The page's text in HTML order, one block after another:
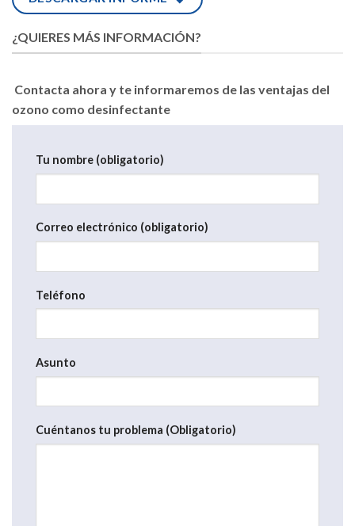
¿QUIERES MÁS INFORMACIÓN?
Contacta ahora y te informaremos de las ventajas del
ozono como desinfectante
Tu nombre (obligatorio)
Correo electrónico (obligatorio)
Teléfono
Asunto
Cuéntanos tu problema (Obligatorio)